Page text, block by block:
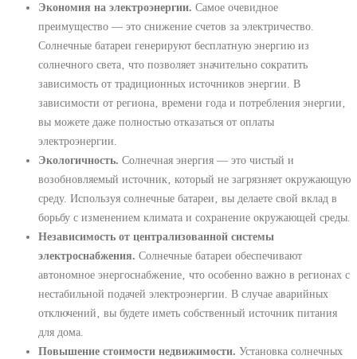
Экономия на электроэнергии. Самое очевидное
преимущество ― это снижение счетов за электричество.
Солнечные батареи генерируют бесплатную энергию из
солнечного света‚ что позволяет значительно сократить
зависимость от традиционных источников энергии. В
зависимости от региона‚ времени года и потребления энергии‚
вы можете даже полностью отказаться от оплаты
электроэнергии.
Экологичность. Солнечная энергия ― это чистый и
возобновляемый источник‚ который не загрязняет окружающую
среду. Используя солнечные батареи‚ вы делаете свой вклад в
борьбу с изменением климата и сохранение окружающей среды.
Независимость от централизованной системы
электроснабжения. Солнечные батареи обеспечивают
автономное энергоснабжение‚ что особенно важно в регионах с
нестабильной подачей электроэнергии. В случае аварийных
отключений‚ вы будете иметь собственный источник питания
для дома.
Повышение стоимости недвижимости. Установка солнечных